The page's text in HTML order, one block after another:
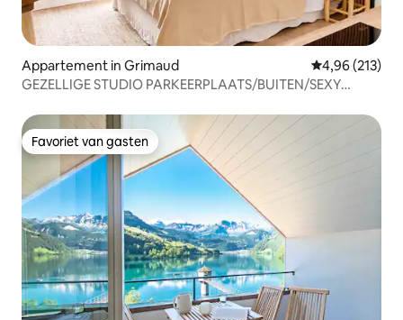
Appartement in Grimaud Gemiddelde
4,96 (213)
GEZELLIGE STUDIO PARKEERPLAATS/BUITEN/SEXY
Favoriet van gasten
Favoriet van gasten